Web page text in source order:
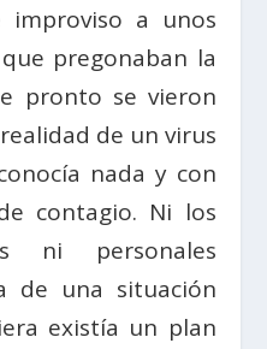
a unos
pregonaban la
pronto se vieron
de un virus
nada y con
contagio. Ni los
ni personales
de una situación
existía un plan